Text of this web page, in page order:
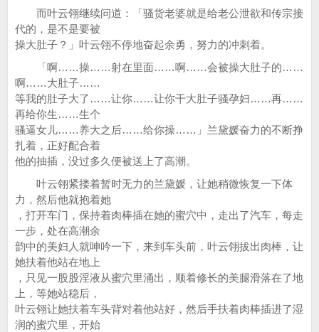
而叶云翎继续问道：「骚货老婆就是给老公泄欲和传宗接
代的，是不是要被
操大肚子？」叶云翎不停地奋起余勇，努力的冲刺着。
「啊……操……射在里面……啊……会被操大肚子的……
啊……大肚子……
等我的肚子大了……让你……让你干大肚子骚孕妇……再……
再给你生……生个
骚逼女儿……养大之后……给你操……」兰黛媛奋力的不断挣
扎着，正好配合着
他的抽插，没过多久便被送上了高潮。
叶云翎紧搂着暂时无力的兰黛媛，让她稍微恢复一下体
力，然后他就抱着她
，打开车门，保持着肉棒插在她的蜜穴中，走出了汽车，每走
一步，处在高潮余
韵中的美妇人就呻吟一下，来到车头前，叶云翎拔出肉棒，让
她扶着他站在地上
，只见一股股淫液从蜜穴里涌出，顺着修长的美腿滑落在了地
上，等她站稳后，
叶云翎让她扶着车头背对着他站好，然后手扶着肉棒插进了湿
润的蜜穴里，开始